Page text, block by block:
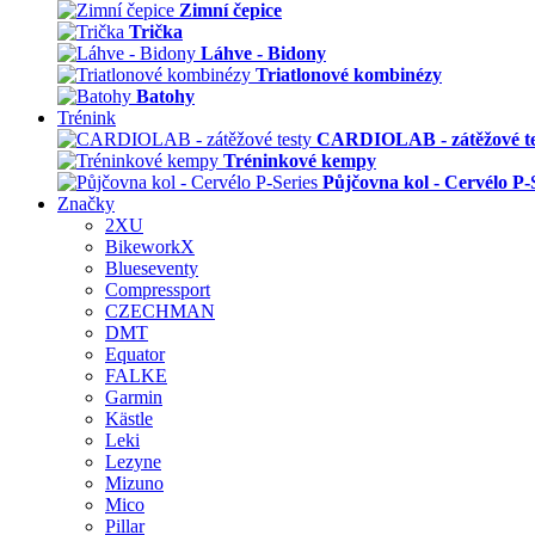
Zimní čepice
Trička
Láhve - Bidony
Triatlonové kombinézy
Batohy
Trénink
CARDIOLAB - zátěžové
Tréninkové kempy
Půjčovna kol - Cervélo P-
Značky
2XU
BikeworkX
Blueseventy
Compressport
CZECHMAN
DMT
Equator
FALKE
Garmin
Kästle
Leki
Lezyne
Mizuno
Mico
Pillar